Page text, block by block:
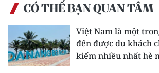
CÓ THỂ BẠN QUAN TÂM
Việt Nam là một
đến được du khách
kiếm nhiều nhất hè